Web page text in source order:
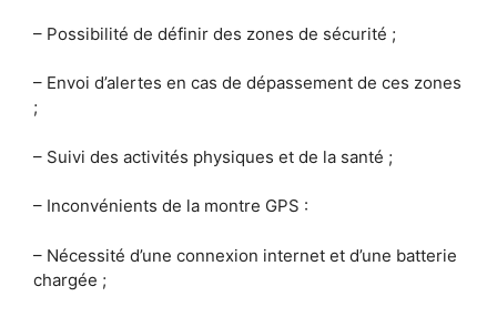
– Possibilité de définir des zones de sécurité ;
– Envoi d’alertes en cas de dépassement de ces zones
;
– Suivi des activités physiques et de la santé ;
– Inconvénients de la montre GPS :
– Nécessité d’une connexion internet et d’une batterie
chargée ;